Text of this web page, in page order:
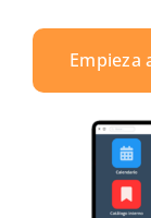
Empieza